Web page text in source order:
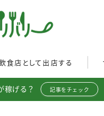
食店として出店する
Eats加盟店ガイド
Uber Eats
稼げる？ 記事をチェック